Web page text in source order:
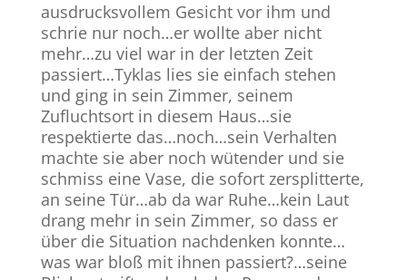
ausdrucksvollem Gesicht vor ihm und
schrie nur noch…er wollte aber nicht
mehr…zu viel war in der letzten Zeit
passiert…Tyklas lies sie einfach stehen
und ging in sein Zimmer, seinem
Zufluchtsort in diesem Haus…sie
respektierte das…noch…sein Verhalten
machte sie aber noch wütender und sie
schmiss eine Vase, die sofort zersplitterte,
an seine Tür…ab da war Ruhe…kein Laut
drang mehr in sein Zimmer, so dass er
über die Situation nachdenken konnte…
was war bloß mit ihnen passiert?…seine